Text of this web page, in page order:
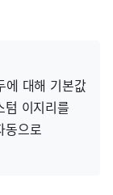
에 대해 기본값
텀 이지리를
동으로